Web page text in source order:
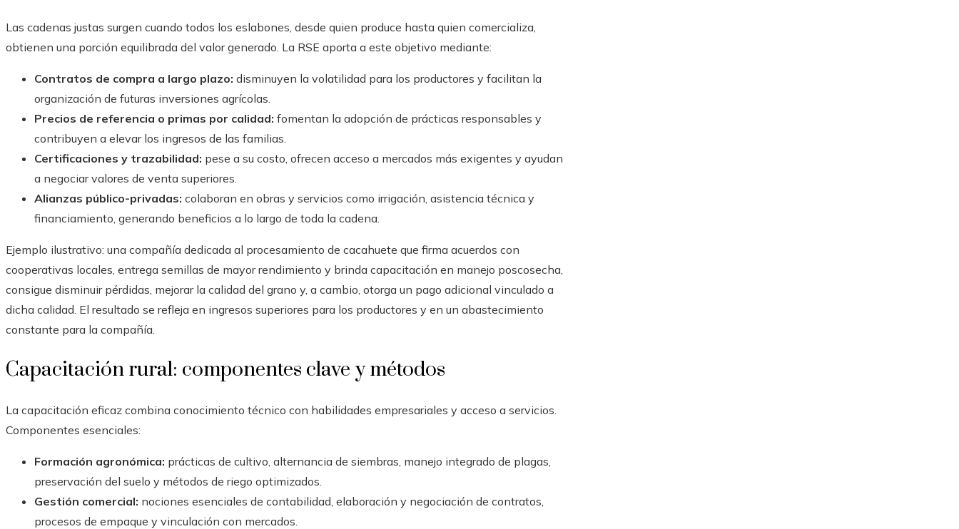
Las cadenas justas surgen cuando todos los eslabones, desde quien produce hasta quien comercializa,
obtienen una porción equilibrada del valor generado. La RSE aporta a este objetivo mediante:
Contratos de compra a largo plazo: disminuyen la volatilidad para los productores y facilitan la
organización de futuras inversiones agrícolas.
Precios de referencia o primas por calidad: fomentan la adopción de prácticas responsables y
contribuyen a elevar los ingresos de las familias.
Certificaciones y trazabilidad: pese a su costo, ofrecen acceso a mercados más exigentes y ayudan
a negociar valores de venta superiores.
Alianzas público-privadas: colaboran en obras y servicios como irrigación, asistencia técnica y
financiamiento, generando beneficios a lo largo de toda la cadena.
Ejemplo ilustrativo: una compañía dedicada al procesamiento de cacahuete que firma acuerdos con
cooperativas locales, entrega semillas de mayor rendimiento y brinda capacitación en manejo poscosecha,
consigue disminuir pérdidas, mejorar la calidad del grano y, a cambio, otorga un pago adicional vinculado a
dicha calidad. El resultado se refleja en ingresos superiores para los productores y en un abastecimiento
constante para la compañía.
Capacitación rural: componentes clave y métodos
La capacitación eficaz combina conocimiento técnico con habilidades empresariales y acceso a servicios.
Componentes esenciales:
Formación agronómica: prácticas de cultivo, alternancia de siembras, manejo integrado de plagas,
preservación del suelo y métodos de riego optimizados.
Gestión comercial: nociones esenciales de contabilidad, elaboración y negociación de contratos,
procesos de empaque y vinculación con mercados.